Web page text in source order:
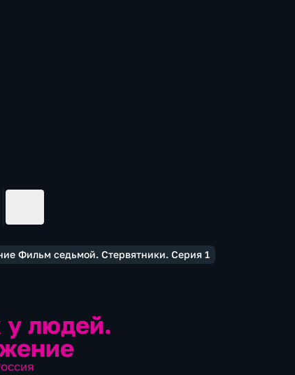
Фильм седьмой. Стервятники. Серия 1
у людей.